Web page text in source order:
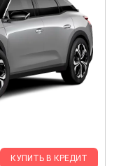
КУПИТЬ В КРЕДИТ